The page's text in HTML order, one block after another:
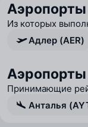
Из которых
Адлер (AER)
Аэропорты
Принимающие
Анталья